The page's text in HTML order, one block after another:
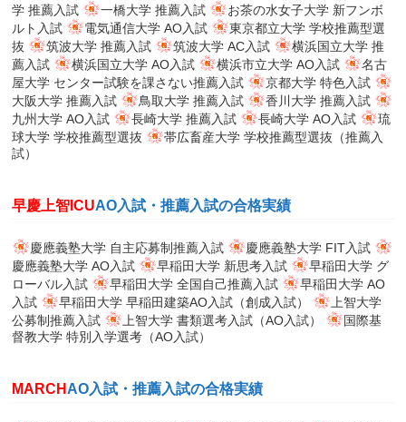
学 推薦入試
一橋大学 推薦入試
お茶の水女子大学 新フンボ
ルト入試
電気通信大学 AO入試
東京都立大学 学校推薦型選
抜
筑波大学 推薦入試 筑波大学 AC入試
横浜国立大学 推
薦入試
横浜国立大学 AO入試 横浜市立大学 AO入試
名古
屋大学 センター試験を課さない推薦入試
京都大学 特色入試
大阪大学 推薦入試
鳥取大学 推薦入試
香川大学 推薦入試
九州大学 AO入試
長崎大学 推薦入試 長崎大学 AO入試
琉
球大学 学校推薦型選抜
帯広畜産大学 学校推薦型選抜（推薦入
試）
早慶上智ICUAO入試・推薦入試の合格実績
慶應義塾大学 自主応募制推薦入試
慶應義塾大学 FIT入試
慶應義塾大学 AO入試
早稲田大学 新思考入試
早稲田大学 グ
ローバル入試
早稲田大学 全国自己推薦入試
早稲田大学 AO
入試
早稲田大学 早稲田建築AO入試（創成入試）
上智大学
公募制推薦入試
上智大学 書類選考入試（AO入試）
国際基
督教大学 特別入学選考（AO入試）
MARCH AO入試・推薦入試の合格実績